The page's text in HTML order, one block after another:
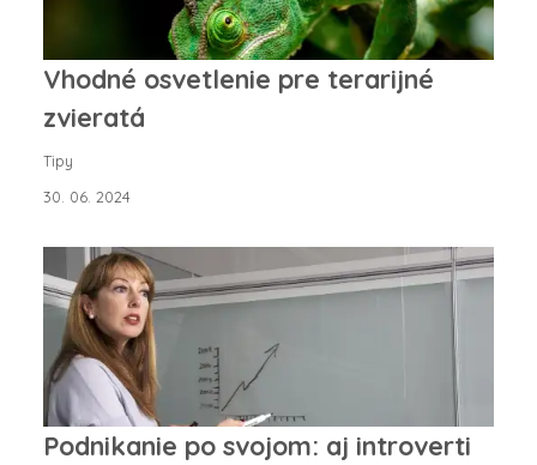
Vhodné osvetlenie pre terarijné
zvieratá
Tipy
30. 06. 2024
Podnikanie po svojom: aj introverti